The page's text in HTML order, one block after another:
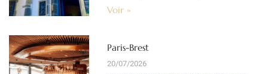
Voir »
Paris-Brest
20/07/2026